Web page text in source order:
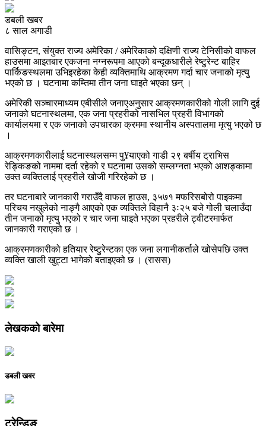
डबली खबर
८ साल अगाडी
वासिङ्टन, संयुक्त राज्य अमेरिका / अमेरिकाको दक्षिणी राज्य टेनिसीको वाफल
हाउसमा आइतबार एकजना नग्नरूपमा आएको बन्दूकधारीले रेष्टुरेन्ट बाहिर
पार्किङस्थलमा उभिइरहेका केही व्यक्तिमाथि आक्रमण गर्दा चार जनाको मृत्यु
भएको छ । घटनामा कम्तिमा तीन जना घाइते भएका छन् ।
अमेरिकी सञ्चारमाध्यम एबीसीले जनाएअनुसार आक्रमणकारीको गोली लागि दुई
जनाको घटनास्थलमा, एक जना प्रहरीको नासभिल प्रहरी विभागको
कार्यालयमा र एक जनाको उपचारका क्रममा स्थानीय अस्पतालमा मृत्यु भएको छ
।
आक्रमणकारीलाई घटनास्थलसम्म पु¥याएको गाडी २९ बर्षीय ट्राभिस
रेङ्किङको नाममा दर्ता रहेको र घटनामा उसको सम्लग्नता भएको आशङ्कामा
उक्त व्यक्तिलाई प्रहरीले खोजी गरिरहेको छ ।
तर घटनाबारे जानकारी गराउँदै वाफल हाउस, ३५७१ मफरिसबोरो पाइकमा
परिचय नखुलेको नाङ्गै आएको एक व्यक्तिले विहानै ३ः२५ बजे गोली चलाउँदा
तीन जनाको मृत्यु भएको र चार जना घाइते भएका प्रहरीले ट्वीटरमार्फत
जानकारी गराएको छ ।
आक्रमणकारीको हतियार रेष्टुरेन्टका एक जना लगानीकर्ताले खोसेपछि उक्त
व्यक्ति खाली खुट्टा भागेको बताइएको छ । (रासस)
लेखकको बारेमा
डबली खबर
ट्रेन्डिङ